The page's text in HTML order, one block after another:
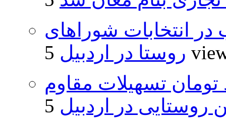
۵۰۰۰ داوطلب در انتخابات شوراهای
روستا در اردبیل 5
و ۴۸۰ میلیارد تومان تسهیلات مقاوم
در اردبیل